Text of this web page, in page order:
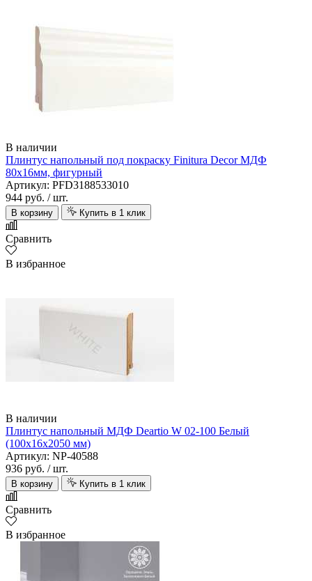
В наличии
Плинтус напольный под покраску Finitura Decor МДФ
80х16мм, фигурный
Артикул: PFD3188533010
944 руб. / шт.
В корзину Купить в 1 клик
Сравнить
В избранное
В наличии
Плинтус напольный МДФ Deartio W 02-100 Белый
(100х16х2050 мм)
Артикул: NP-40588
936 руб. / шт.
В корзину Купить в 1 клик
Сравнить
В избранное